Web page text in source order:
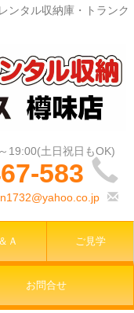
ンタル収納庫・トランク
583
Ａ ご見学
お問合せ